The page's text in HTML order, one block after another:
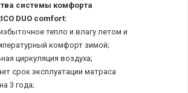
системы комфорта
DUO comfort:
тепло и влагу летом и
комфорт зимой;
циркуляция воздуха;
срок эксплуатации матраса
3 года;